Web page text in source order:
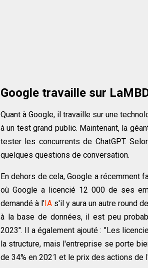
Google travaille sur
Quant à Google, il travaille sur une
à un test grand public. Maintenant, la
tester les concurrents de ChatGPT.
quelques questions de conversation.
En dehors de cela, Google a récemment
où Google a licencié 12 000 de ses
demandé à l'IA s'il y aura un autre round
à la base de données, il est peu
2023". Il a également ajouté : "Les
la structure, mais l'entreprise se porte
de 34% en 2021 et le prix des actions de